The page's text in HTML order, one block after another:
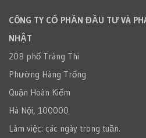
CÔNG TY CỔ PHẦN ĐẦU TƯ VÀ
NHẬT
20B phố Tràng Thi
Phường Hàng Trống
Quận Hoàn Kiếm
Hà Nội, 100000
Làm việc: các ngày trong tuần.